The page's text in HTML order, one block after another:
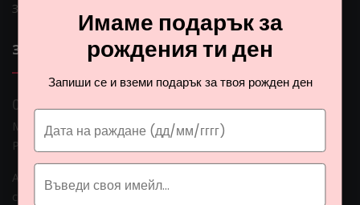
Защита на личните данни
ЗА НАС
0 888 0 66662
Монна Интернешънъл ЕООД, ЕИК: BG206774951
Раб. време: Пoн - Пет 09:00ч. - 18:00ч.
Адрес: гр. София, ул. Гео Милев 15, България
customers@monna.bg
Имаме подарък за
рождения ти ден
Запиши се и вземи подарък за твоя рожден ден